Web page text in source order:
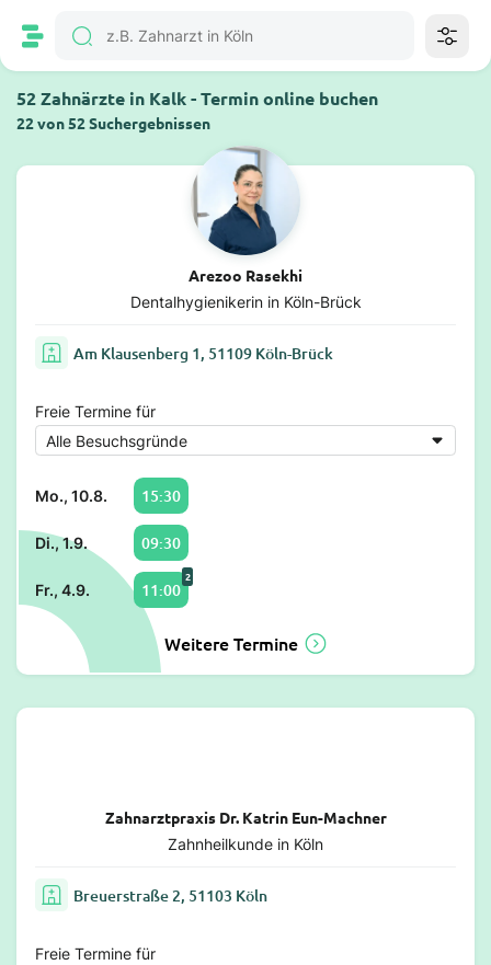
52 Zahnärzte in Kalk - Termin online buchen
22 von 52 Suchergebnissen
Arezoo Rasekhi
Dentalhygienikerin in Köln-Brück
Am Klausenberg 1, 51109 Köln-Brück
Freie Termine für
Mo., 10.8. 15:30
Di., 1.9. 09:30
Fr., 4.9. 11:00
2
Weitere Termine
Zahnarztpraxis Dr. Katrin Eun-Machner
Zahnheilkunde in Köln
Breuerstraße 2, 51103 Köln
Freie Termine für